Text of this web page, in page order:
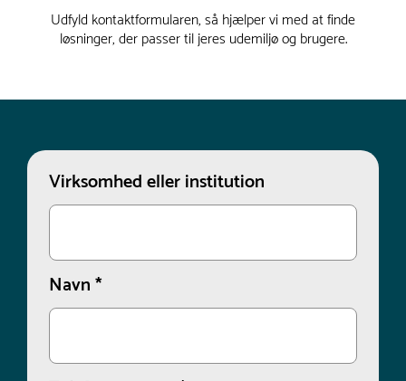
Udfyld kontaktformularen, så hjælper vi med at finde
løsninger, der passer til jeres udemiljø og brugere.
Virksomhed eller institution
Navn*